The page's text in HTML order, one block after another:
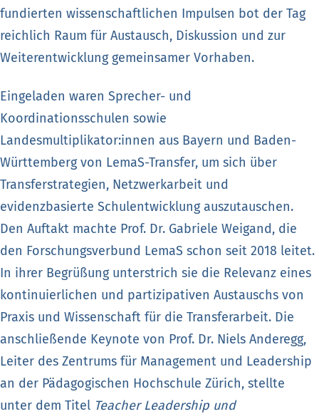
fundierten wissenschaftlichen Impulsen bot der Tag
reichlich Raum für Austausch, Diskussion und zur
Weiterentwicklung gemeinsamer Vorhaben.
Eingeladen waren Sprecher- und
Koordinationsschulen sowie
Landesmultiplikator:innen aus Bayern und Baden-
Württemberg von LemaS-Transfer, um sich über
Transferstrategien, Netzwerkarbeit und
evidenzbasierte Schulentwicklung auszutauschen.
Den Auftakt machte Prof. Dr. Gabriele Weigand, die
den Forschungsverbund LemaS schon seit 2018 leitet.
In ihrer Begrüßung unterstrich sie die Relevanz eines
kontinuierlichen und partizipativen Austauschs von
Praxis und Wissenschaft für die Transferarbeit. Die
anschließende Keynote von Prof. Dr. Niels Anderegg,
Leiter des Zentrums für Management und Leadership
an der Pädagogischen Hochschule Zürich, stellte
unter dem Titel Teacher Leadership und